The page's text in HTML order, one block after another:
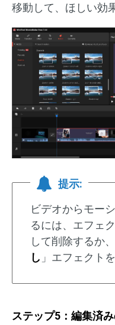
移動して、ほしい効
提示:
ビデオからモー
るには、エフェ
して削除するか
し 」エフェクト
ステップ5：編集済